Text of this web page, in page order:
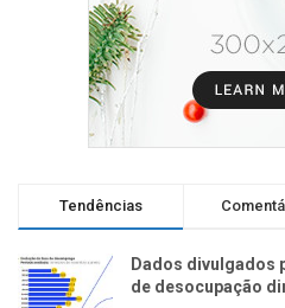
Tendências
Dados divulgados
de desocupação